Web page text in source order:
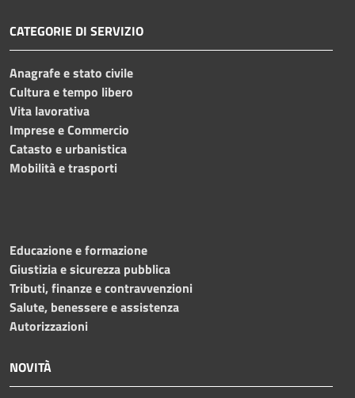
CATEGORIE DI SERVIZIO
Anagrafe e stato civile
Cultura e tempo libero
Vita lavorativa
Imprese e Commercio
Catasto e urbanistica
Mobilità e trasporti
Educazione e formazione
Giustizia e sicurezza pubblica
Tributi, finanze e contravvenzioni
Salute, benessere e assistenza
Autorizzazioni
NOVITÀ